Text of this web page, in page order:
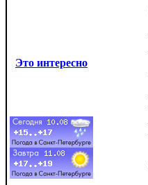
Это интересно